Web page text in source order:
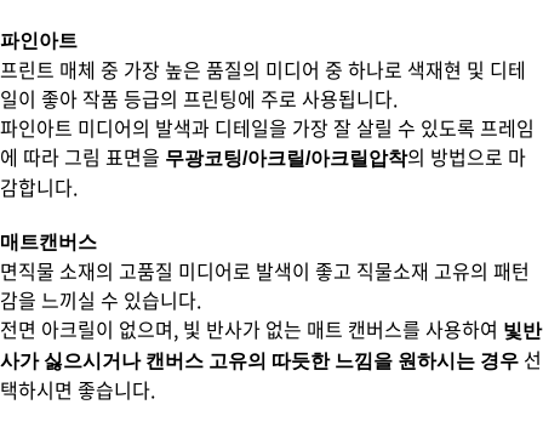
파인아트
프린트 매체 중 가장 높은 품질의 미디어 중 하나로 색재현 및 디테
일이 좋아 작품 등급의 프린팅에 주로 사용됩니다.
파인아트 미디어의 발색과 디테일을 가장 잘 살릴 수 있도록 프레임
에 따라 그림 표면을 무광코팅/아크릴/아크릴압착의 방법으로 마
감합니다.
매트캔버스
면직물 소재의 고품질 미디어로 발색이 좋고 직물소재 고유의 패턴
감을 느끼실 수 있습니다.
전면 아크릴이 없으며, 빛 반사가 없는 매트 캔버스를 사용하여 빛반
사가 싫으시거나 캔버스 고유의 따듯한 느낌을 원하시는 경우 선
택하시면 좋습니다.